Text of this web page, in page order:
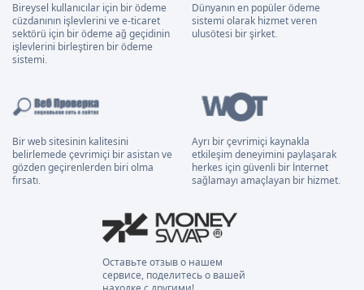
Bireysel kullanıcılar için bir ödeme
cüzdanının işlevlerini ve e-ticaret
sektörü için bir ödeme ağ geçidinin
işlevlerini birleştiren bir ödeme
sistemi.
Dünyanın en popüler ödeme
sistemi olarak hizmet veren
ulusötesi bir şirket.
Bir web sitesinin kalitesini
belirlemede çevrimiçi bir asistan ve
gözden geçirenlerden biri olma
fırsatı.
Ayrı bir çevrimiçi kaynakla
etkileşim deneyimini paylaşarak
herkes için güvenli bir İnternet
sağlamayı amaçlayan bir hizmet.
Оставьте отзыв о нашем
сервисе, поделитесь о вашей